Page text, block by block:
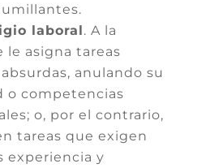
laboral. A la
le asigna tareas
anulando su
o competencias
o, por el contrario,
tareas que exigen
experiencia y